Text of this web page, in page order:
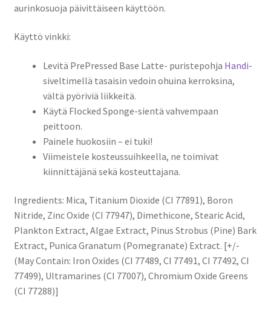
aurinkosuoja päivittäiseen käyttöön.
Käyttö vinkki:
Levitä PrePressed Base Latte- puristepohja Handi-
siveltimellä tasaisin vedoin ohuina kerroksina,
vältä pyöriviä liikkeitä.
Käytä Flocked Sponge-sientä vahvempaan
peittoon.
Painele huokosiin – ei tuki!
Viimeistele kosteussuihkeella, ne toimivat
kiinnittäjänä sekä kosteuttajana.
Ingredients: Mica, Titanium Dioxide (CI 77891), Boron
Nitride, Zinc Oxide (CI 77947), Dimethicone, Stearic Acid,
Plankton Extract, Algae Extract, Pinus Strobus (Pine) Bark
Extract, Punica Granatum (Pomegranate) Extract. [+/-
(May Contain: Iron Oxides (CI 77489, CI 77491, CI 77492, CI
77499), Ultramarines (CI 77007), Chromium Oxide Greens
(CI 77288)]